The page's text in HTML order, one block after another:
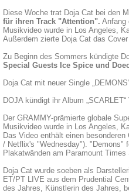
Diese Woche trat Doja Cat bei den
für ihren Track "Attention". Anfang
Musikvideo wurde in Los Angeles,
Außerdem zierte Doja Cat das
Zu Beginn des Sommers kündigte
Special Guests Ice Spice und
Doja Cat mit neuer Single
DOJA kündigt ihr Album
Der GRAMMY-prämierte globale
Musikvideo wurde in Los Angeles,
Das Video enthält einen
/ Netflix's "Wednesday"). "Demons"
Plakatwänden am Paramount Times
Doja Cat wurde soeben als
ET/PT LIVE aus dem Prudential
des Jahres, Künstlerin des Jahres,